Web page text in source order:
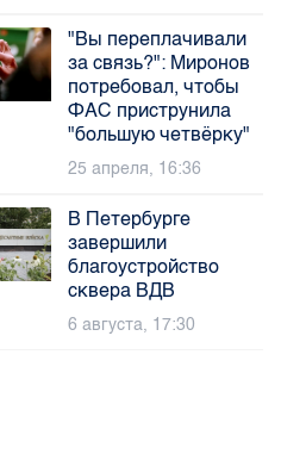
"Вы переплачивали
за связь?": Миронов
потребовал, чтобы
ФАС приструнила
"большую четвёрку"
25 апреля, 16:36
В Петербурге
завершили
благоустройство
сквера ВДВ
6 августа, 17:30